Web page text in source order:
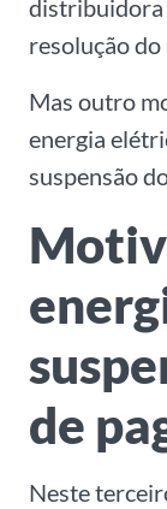
distribuidora
resolução
Mas outro
energia
suspensão
de
Neste